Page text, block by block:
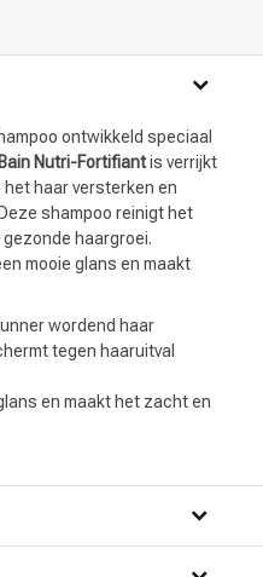
ontwikkeld speciaal
Bain Nutri-Fortifiantis verrijkt
haar versterken en
shampoo reinigt het
haargroei.
mooie glans en maakt
wordend haar
tegen haaruitval
en maakt het zacht en